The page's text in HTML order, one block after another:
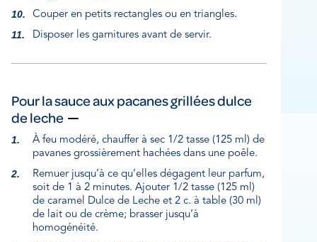
Couper en petits rectangles ou en triangles.
Disposer les garnitures avant de servir.
Pour la sauce aux pacanes grillées dulce
de leche
À feu modéré, chauffer à sec 1/2 tasse (125 ml) de
pavanes grossièrement hachées dans une poêle.
Remuer jusqu’à ce qu’elles dégagent leur parfum,
soit de 1 à 2 minutes. Ajouter 1/2 tasse (125 ml)
de caramel Dulce de Leche et 2 c. à table (30 ml)
de lait ou de crème; brasser jusqu’à
homogénéité.